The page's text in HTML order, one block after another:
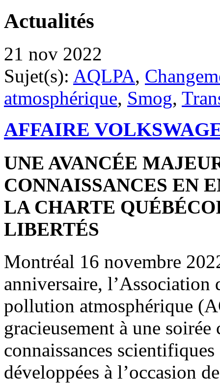
Actualités
21 nov 2022
Sujet(s): AQLPA,
atmosphérique, Smog,
AFFAIRE
UNE AVANCÉE
CONNAISSANCES EN
LA CHARTE
LIBERTÉS
Montréal 16 novembre
anniversaire, l’Association
pollution atmosphérique
gracieusement à une
connaissances
développées à l’occasion